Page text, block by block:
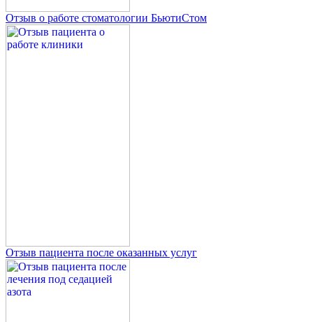
Отзыв о работе стоматологии БьютиСтом
Отзыв пациента после оказанных услуг